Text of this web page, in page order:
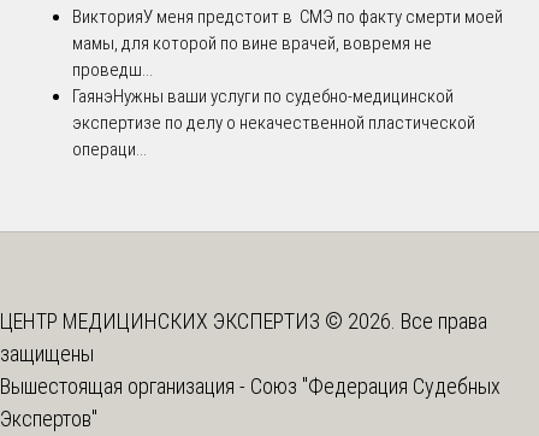
ВикторияУ меня предстоит в СМЭ по факту смерти моей
мамы, для которой по вине врачей, вовремя не
проведш...
ГаянэНужны ваши услуги по судебно-медицинской
экспертизе по делу о некачественной пластической
операци...
ЦЕНТР МЕДИЦИНСКИХ ЭКСПЕРТИЗ © 2026. Все права
защищены
Вышестоящая организация - Союз "Федерация Судебных
Экспертов"